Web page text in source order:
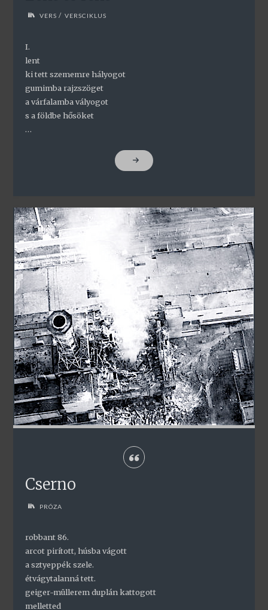
VERS / VERSCIKLUS
I.
lent
ki tett szememre hályogot
gumimba rajzszöget
a várfalamba vályogot
s a földbe hősöket
…
"LENT
ÉS
Cserno
PRÓZA
robbant 86.
arcot pirított, húsba vágott
a sztyeppék szele.
étvágytalanná tett.
geiger-müllerem duplán kattogott
melletted